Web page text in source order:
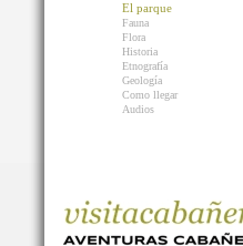
El parque
Fauna
Flora
Historia
Etnografía
Geología
Como llegar
Audios